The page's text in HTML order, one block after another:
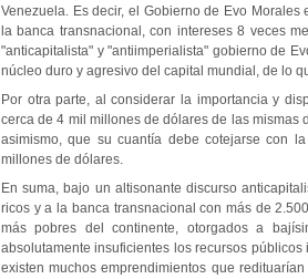
Venezuela. Es decir, el Gobierno de Evo
la banca transnacional, con intereses 8 veces
"anticapitalista" y "antiimperialista" gobierno de
núcleo duro y agresivo del capital mundial, de lo
Por otra parte, al considerar la importancia y
cerca de 4 mil millones de dólares de las
asimismo, que su cuantía debe cotejarse con
millones de dólares.
En suma, bajo un altisonante discurso
ricos y a la banca transnacional con más de
más pobres del continente, otorgados a
absolutamente insuficientes los recursos
existen muchos emprendimientos que